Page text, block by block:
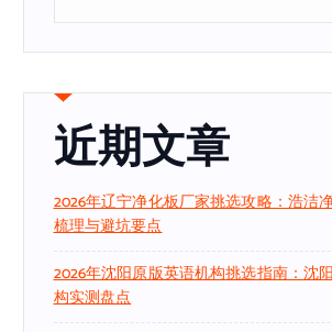
近期文章
2026年辽宁净化板厂家挑选攻略：浩洁
梳理与避坑要点
2026年沈阳原版英语机构挑选指南：沈
构实测盘点